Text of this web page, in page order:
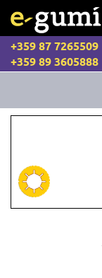
+359 87 7265509
+359 89 3605888